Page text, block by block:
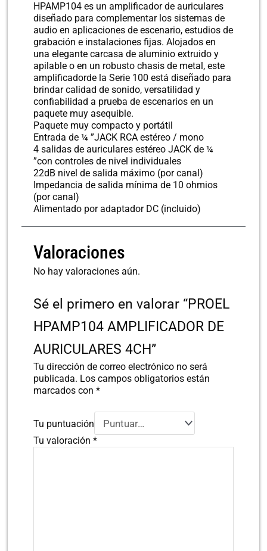
HPAMP104 es un amplificador de auriculares
diseñado para complementar los sistemas de
audio en aplicaciones de escenario, estudios de
grabación e instalaciones fijas. Alojados en
una elegante carcasa de aluminio extruido y
apilable o en un robusto chasis de metal, este
amplificadorde la Serie 100 está diseñado para
brindar calidad de sonido, versatilidad y
confiabilidad a prueba de escenarios en un
paquete muy asequible.
Paquete muy compacto y portátil
Entrada de ¼ ”JACK RCA estéreo / mono
4 salidas de auriculares estéreo JACK de ¼
”con controles de nivel individuales
22dB nivel de salida máximo (por canal)
Impedancia de salida mínima de 10 ohmios
(por canal)
Alimentado por adaptador DC (incluido)
Valoraciones
No hay valoraciones aún.
Sé el primero en valorar “PROEL
HPAMP104 AMPLIFICADOR DE
AURICULARES 4CH”
Tu dirección de correo electrónico no será
publicada. Los campos obligatorios están
marcados con*
Tu puntuación
Tu valoración*